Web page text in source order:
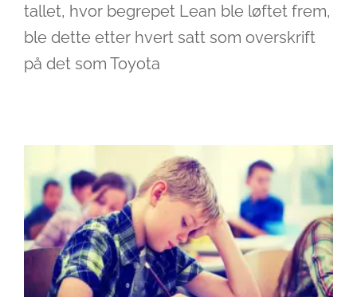
tallet, hvor begrepet Lean ble løftet frem,
ble dette etter hvert satt som overskrift
på det som Toyota
Målstyring er ikke målstyring